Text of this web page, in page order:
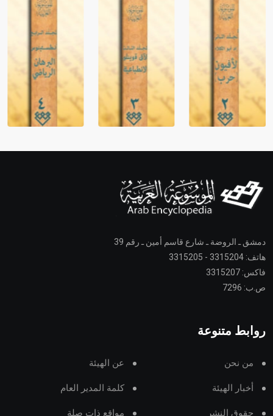
دمشق ـ الروضة ـ شارع قاسم أمين ـ رقم 39
هاتف: 3315204 - 3315205
فاكس: 3315207
ص.ب: 7296
روابط متنوعة
من نحن عن الهيئة
أخبار الهيئة كلمة المدير العام
حقوق النشر مواقع ذات صلة